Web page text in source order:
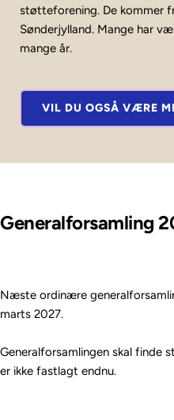
støtteforening. De kommer
Sønderjylland. Mange har
mange år.
VIL DU OGSÅ VÆRE
Generalforsamling
Næste ordinære
marts 2027.
Generalforsamlingen skal finde
er ikke fastlagt endnu.